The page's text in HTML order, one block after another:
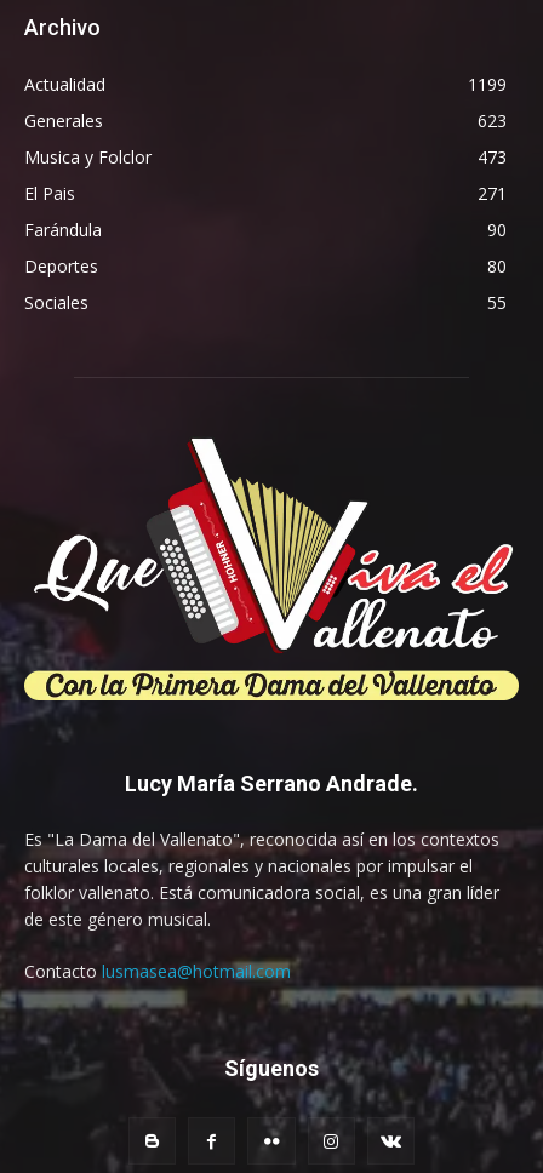
Archivo
Actualidad
1199
Generales
623
Musica y Folclor
473
El Pais
271
Farándula
90
Deportes
80
Sociales
55
Lucy María Serrano Andrade.
Es "La Dama del Vallenato", reconocida así en los contextos
culturales locales, regionales y nacionales por impulsar el
folklor vallenato. Está comunicadora social, es una gran líder
de este género musical.
Contacto lusmasea@hotmail.com
Síguenos